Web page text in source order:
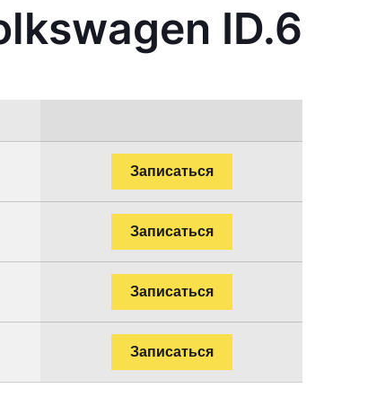
ID.6
Записаться
Записаться
Записаться
Записаться